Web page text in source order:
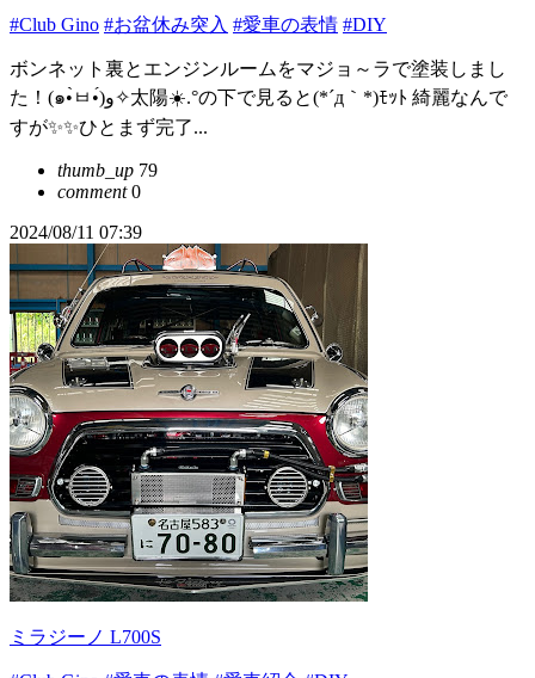
#Club Gino #お盆休み突入 #愛車の表情 #DIY
ボンネット裏とエンジンルームをマジョ～ラで塗装しまし
た！(๑•̀ㅂ•́)و✧太陽️☀️.°の下で見ると(*´д｀*)ﾓｯﾄ 綺麗なんで
すが✨✨ひとまず完了...
thumb_up 79
comment0
2024/08/11 07:39
ミラジーノ L700S